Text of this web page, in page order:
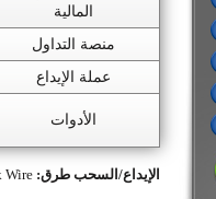
المالية
منصة التداول
عملة الإيداع
الأدوات
الإيداع/السحب طرق: